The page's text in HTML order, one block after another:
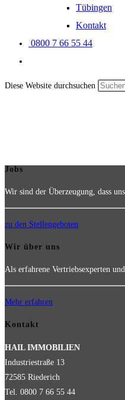
Tübingen
Kontakt
0800 7 66 55 44
Diese Website durchsuchen
Jobs
Wir sind der Überzeugung, dass
zu den Stellengeboten
Wir über uns
Als erfahrene Vertriebsexperten
Mehr erfahren
Kontakt
HAIL IMMOBILIEN
Industriestraße 13
72585 Riederich
Tel. 0800 7 66 55 44